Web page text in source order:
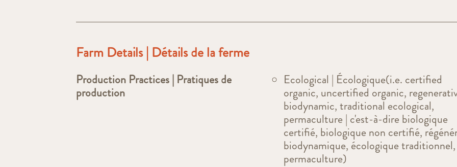
Farm Details | Détails de la ferme
Production Practices | Pratiques de
production
Ecological | Écologique(i.e. certified
organic, uncertified organic,
biodynamic, traditional ecological,
permaculture | c'est-à-dire biologique
certifié, biologique non certifié,
biodynamique, écologique traditionnel,
permaculture)